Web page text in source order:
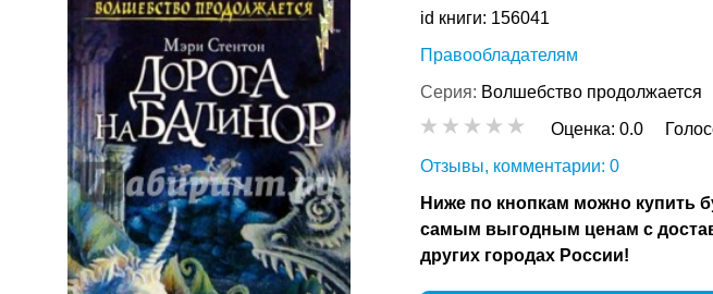
id книги: 156041
Правообладателям
Серия: Волшебство продолжается
Оценка: 0.0
Отзывы, комментарии: 0
Ниже по кнопкам можно купить
самым выгодным ценам с
других городах России!